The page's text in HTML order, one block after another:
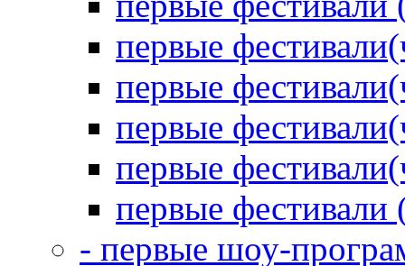
первые
первые
первые
первые
первые фестивали
- первые шоу-